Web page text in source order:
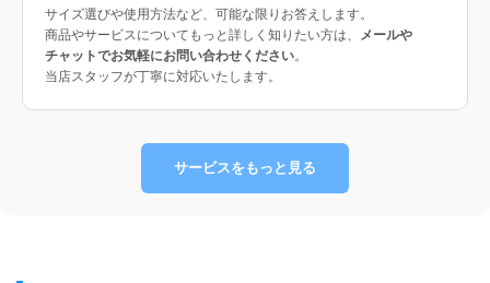
サイズ選びや使用方法など、可能な限りお答えします。
商品やサービスについてもっと詳しく知りたい方は、
メールや
チャットでお気軽にお問い合わせください。
当店スタッフが丁寧に対応いたします。
サービスをもっと見る